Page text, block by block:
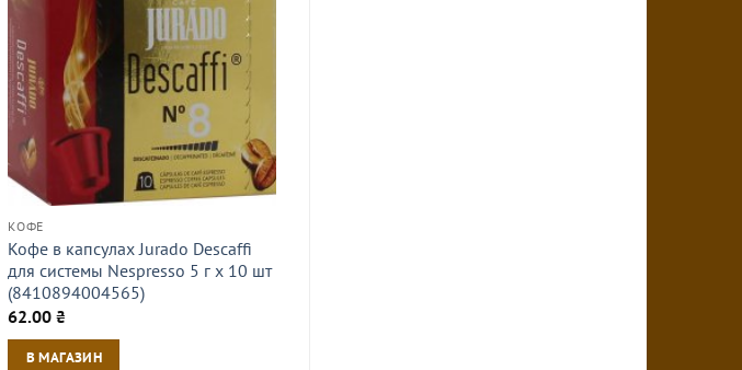
КОФЕ
Кофе в капсулах Jurado Descaffi
для системы Nespresso 5 г х 10 шт
(8410894004565)
62.00₴
В МАГАЗИН